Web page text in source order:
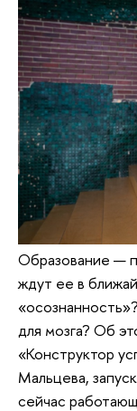
Образование —
ждут ее в
для мозга? Об
«Конструктор
Мальцева,
сейчас